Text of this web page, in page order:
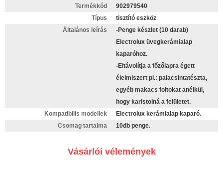
Termékkód
902979540
Típus
tisztító eszköz
Általános leírás
-Penge készlet (10 darab)
Electrolux üvegkerámialap
kaparóhoz.
-Eltávolítja a főzőlapra égett
élelmiszert pl.: palacsintatészta,
egyéb makacs foltokat anélkül,
hogy karistolná a felületet.
Kompatibilis modellek
Electrolux kerámialap kaparó.
Csomag tartalma
10db penge.
Vásárlói vélemények